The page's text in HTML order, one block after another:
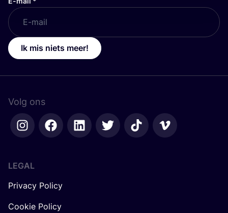
Ik mis niets meer!
Volg ons
LEGAL
Privacy Policy
Cookie Policy